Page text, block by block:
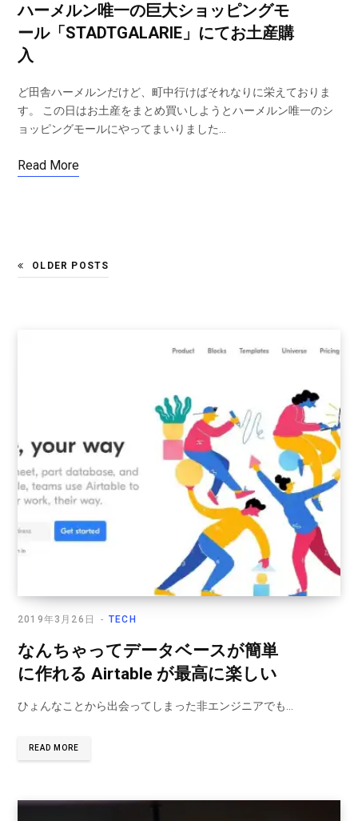
ハーメルン唯一の巨大ショッピングモ
ール「STADTGALARIE」にてお土産購
入
ど田舎ハーメルンだけど、町中行けばそれなりに栄えておりま
す。 この日はお土産をまとめ買いしようとハーメルン唯一のシ
ョッピングモールにやってまいりました…
Read More
OLDER POSTS
TECH
2019年3月26日
なんちゃってデータベースが簡単
に作れる Airtable が最高に楽しい
ひょんなことから出会ってしまった非エンジニアでも…
READ MORE